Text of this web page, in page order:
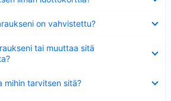
on vahvistettu?
tai muuttaa sitä
mihin tarvitsen sitä?